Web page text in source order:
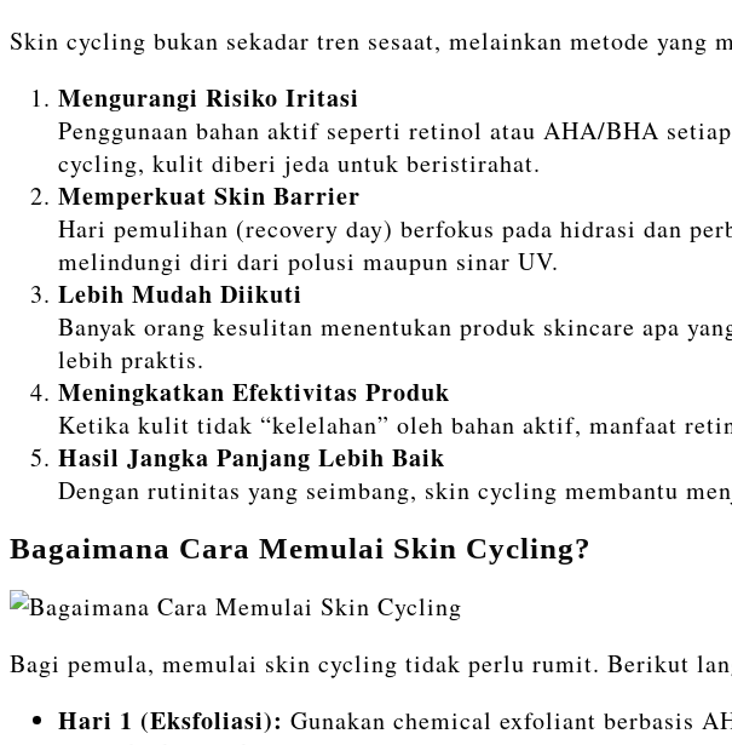
Skin cycling bukan sekadar tren sesaat, melainkan metode yang
Mengurangi Risiko Iritasi
Penggunaan bahan aktif seperti retinol atau AHA/BHA
cycling, kulit diberi jeda untuk beristirahat.
Memperkuat Skin Barrier
Hari pemulihan (recovery day) berfokus pada hidrasi dan
melindungi diri dari polusi maupun sinar UV.
Lebih Mudah Diikuti
Banyak orang kesulitan menentukan produk skincare apa
lebih praktis.
Meningkatkan Efektivitas Produk
Ketika kulit tidak “kelelahan” oleh bahan aktif, manfaat
Hasil Jangka Panjang Lebih Baik
Dengan rutinitas yang seimbang, skin cycling membantu
Bagaimana Cara Memulai Skin Cycling?
Bagi pemula, memulai skin cycling tidak perlu rumit. Berikut
Hari 1 (Eksfoliasi): Gunakan chemical exfoliant berbasis